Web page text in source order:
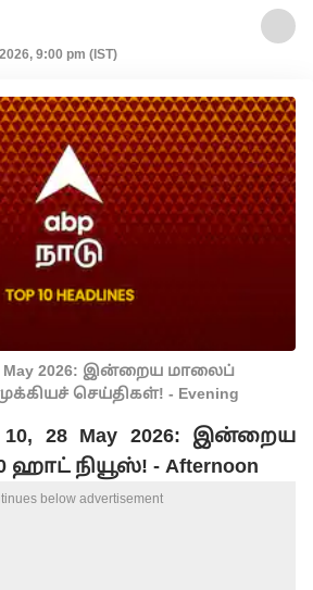
9:00 pm (IST)
May 2026: இன்றைய மாலைப்
செய்திகள்! - Evening
10, 28 May 2026: இன்றைய
ஹாட் நியூஸ்! - Afternoon
below advertisement